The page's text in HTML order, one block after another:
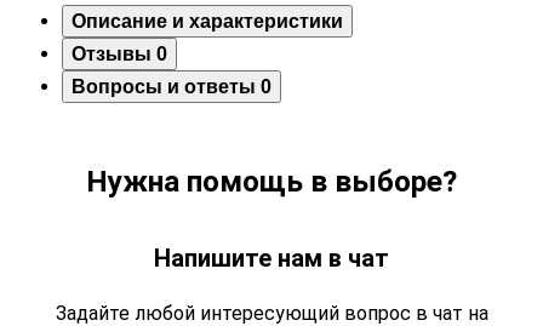
Описание и характеристики
Отзывы 0
Вопросы и ответы 0
Нужна помощь в выборе?
Напишите нам в чат
Задайте любой интересующий вопрос в чат на